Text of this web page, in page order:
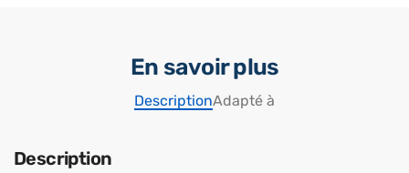
En savoir plus
DescriptionAdapté à
Description